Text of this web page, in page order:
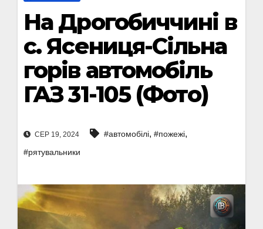
На Дрогобиччині в
с. Ясениця-Сільна
горів автомобіль
ГАЗ 31-105 (Фото)
СЕР 19, 2024 #автомобілі, #пожежі,
#рятувальники